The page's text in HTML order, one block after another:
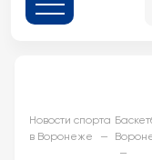
Новости спорта
в Воронеже